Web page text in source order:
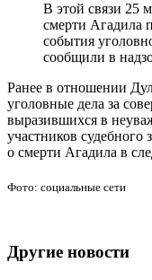
В этой связи 25
смерти Агадила
события
сообщили в
Ранее в отношении
уголовные дела за
выразившихся в
участников судебного
о смерти Агадила в
Фото: социальные сети
Другие новости